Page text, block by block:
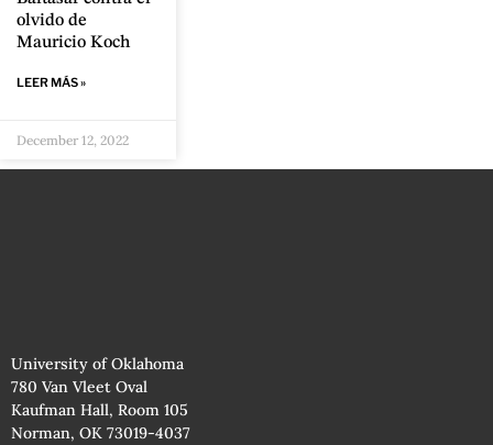
olvido de
Mauricio Koch
LEER MÁS »
December 12, 2022
University of Oklahoma
780 Van Vleet Oval
Kaufman Hall, Room 105
Norman, OK 73019-4037